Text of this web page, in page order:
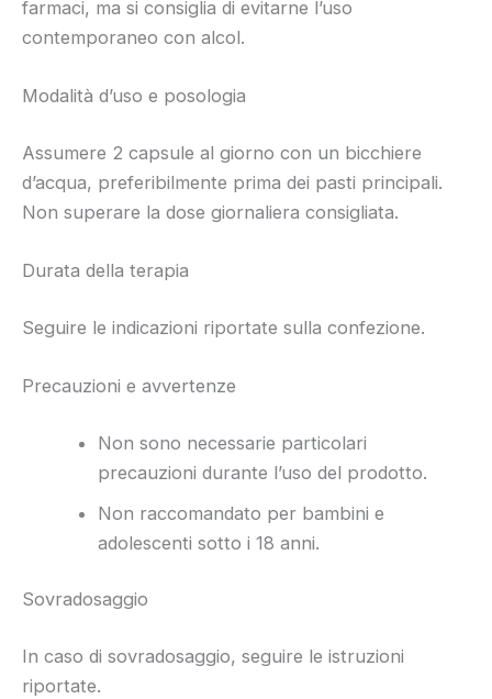
farmaci, ma si consiglia di evitarne l’uso
contemporaneo con alcol.
Modalità d’uso e posologia
Assumere 2 capsule al giorno con un bicchiere
d’acqua, preferibilmente prima dei pasti principali.
Non superare la dose giornaliera consigliata.
Durata della terapia
Seguire le indicazioni riportate sulla confezione.
Precauzioni e avvertenze
Non sono necessarie particolari
precauzioni durante l’uso del prodotto.
Non raccomandato per bambini e
adolescenti sotto i 18 anni.
Sovradosaggio
In caso di sovradosaggio, seguire le istruzioni
riportate.